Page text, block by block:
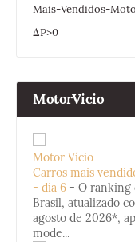
Mais-Vendidos-
ΔP>0
MotorVicio
Motor Vício
Carros mais
- dia 6 - O ranking
Brasil, atualizado
agosto de 2026*,
mode...